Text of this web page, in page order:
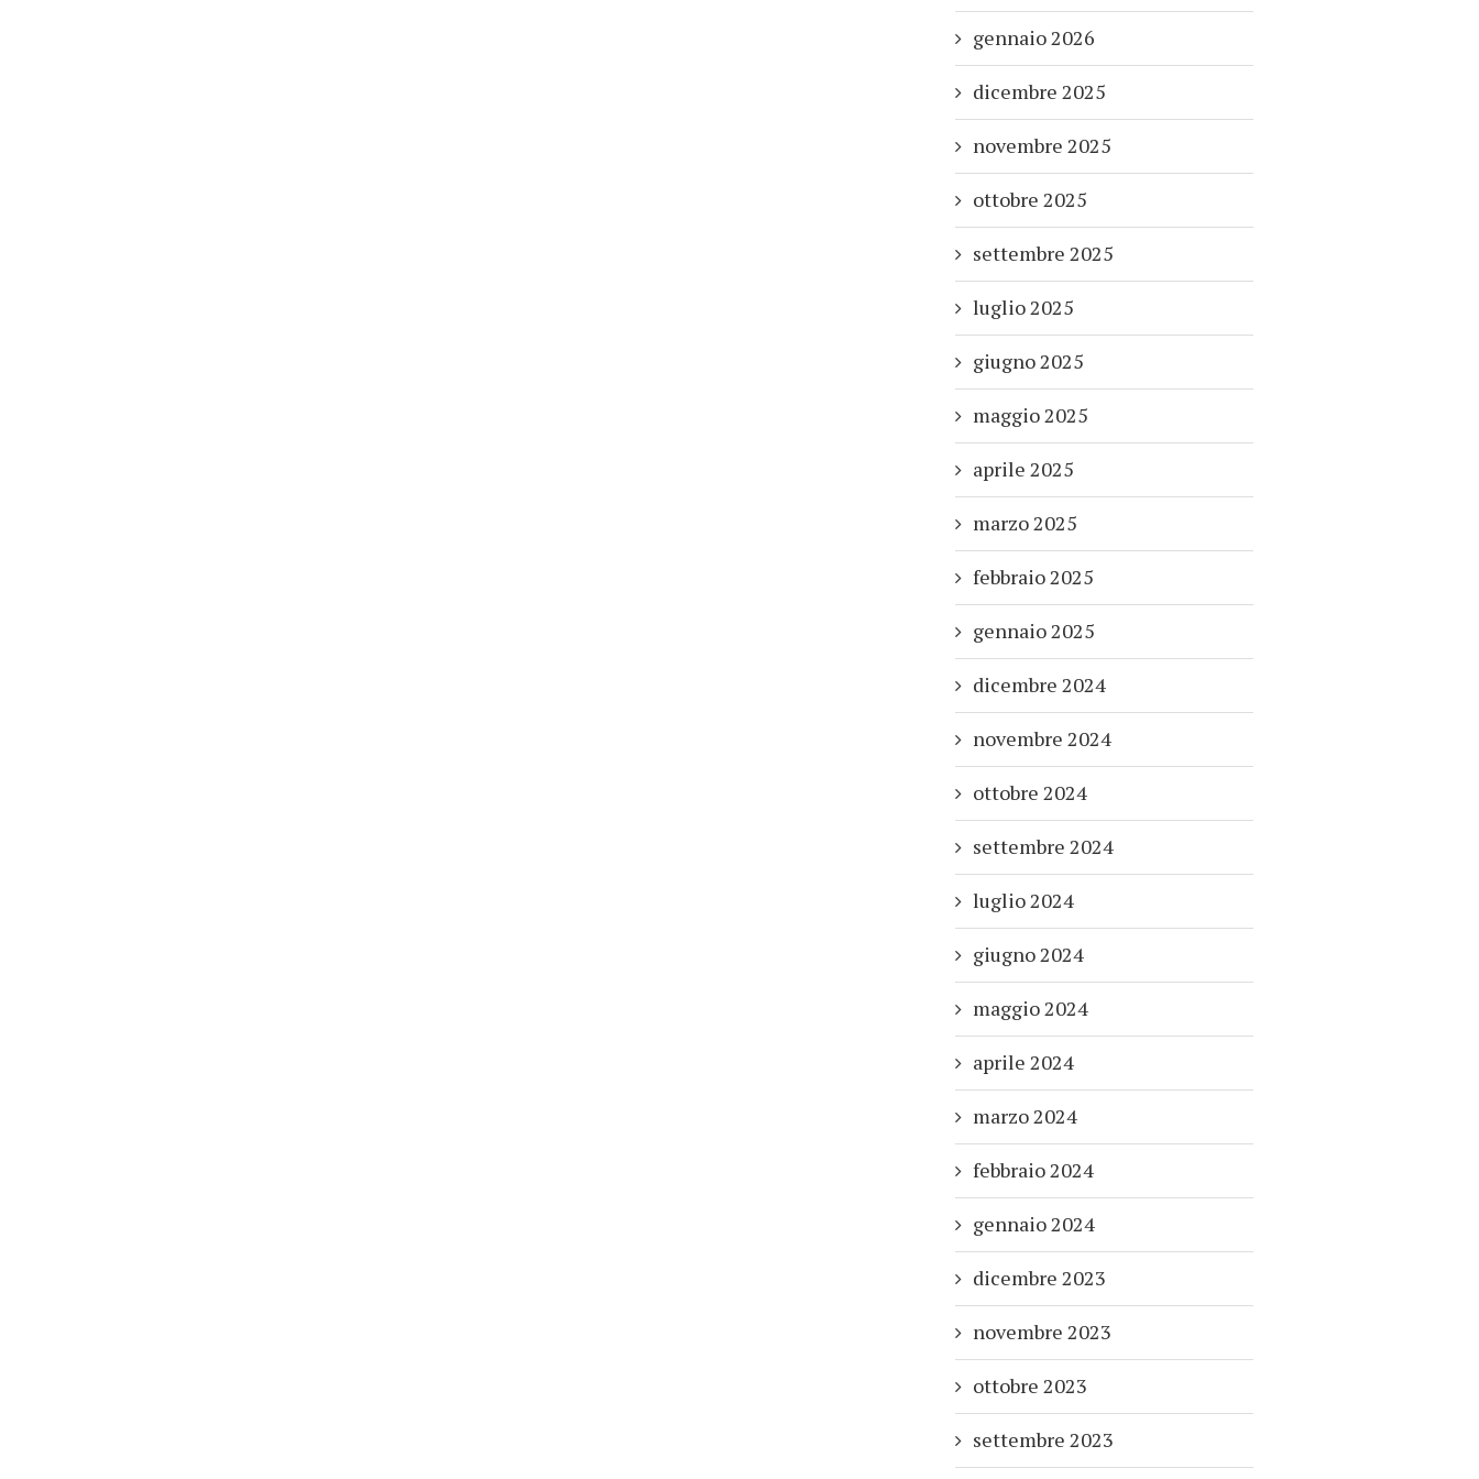
gennaio 2026
dicembre 2025
novembre 2025
ottobre 2025
settembre 2025
luglio 2025
giugno 2025
maggio 2025
aprile 2025
marzo 2025
febbraio 2025
gennaio 2025
dicembre 2024
novembre 2024
ottobre 2024
settembre 2024
luglio 2024
giugno 2024
maggio 2024
aprile 2024
marzo 2024
febbraio 2024
gennaio 2024
dicembre 2023
novembre 2023
ottobre 2023
settembre 2023